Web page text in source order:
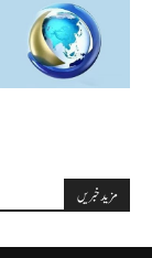
مزید خبریں